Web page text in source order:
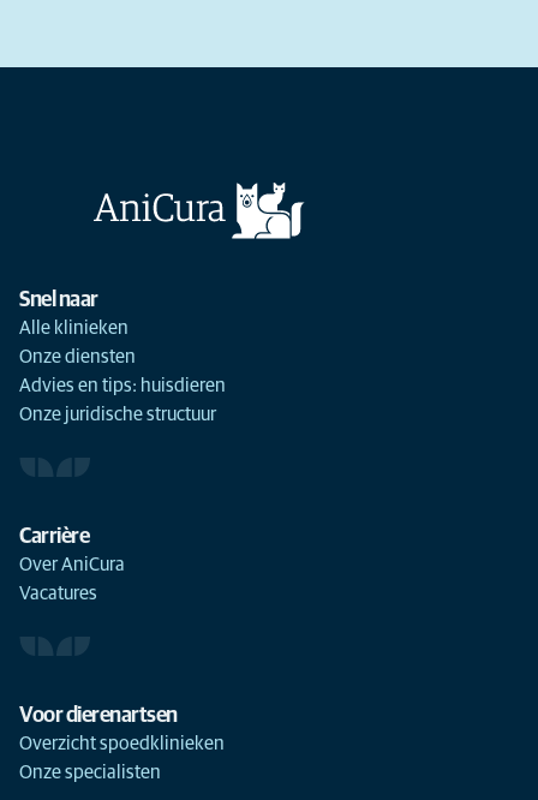
Snel naar
Alle klinieken
Onze diensten
Advies en tips: huisdieren
Onze juridische structuur
Carrière
Over AniCura
Vacatures
Voor dierenartsen
Overzicht spoedklinieken
Onze specialisten